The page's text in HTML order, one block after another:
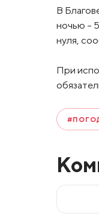
В
ночью –
нуля,
При